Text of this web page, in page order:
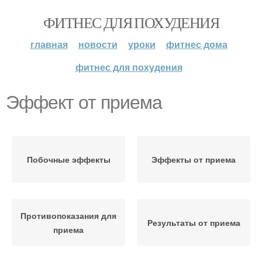
ФИТНЕС ДЛЯ ПОХУДЕНИЯ
главная новости уроки
фитнес дома
фитнес для похудения
Эффект от приема
Побочные эффекты Эффекты от приема
Противопоказания для
приема
Результаты от приема